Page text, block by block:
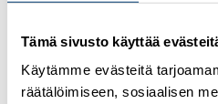
Tämä sivusto käyttää
Käytämme evästeitä
räätälöimiseen, sosiaalisen
Eaton Bussmann series high
CATALOG NUMBER
FWP-40A14F